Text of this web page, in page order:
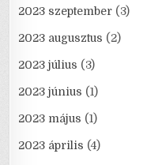
2023 szeptember (3)
2023 augusztus (2)
2023 július (3)
2023 június (1)
2023 május (1)
2023 április (4)